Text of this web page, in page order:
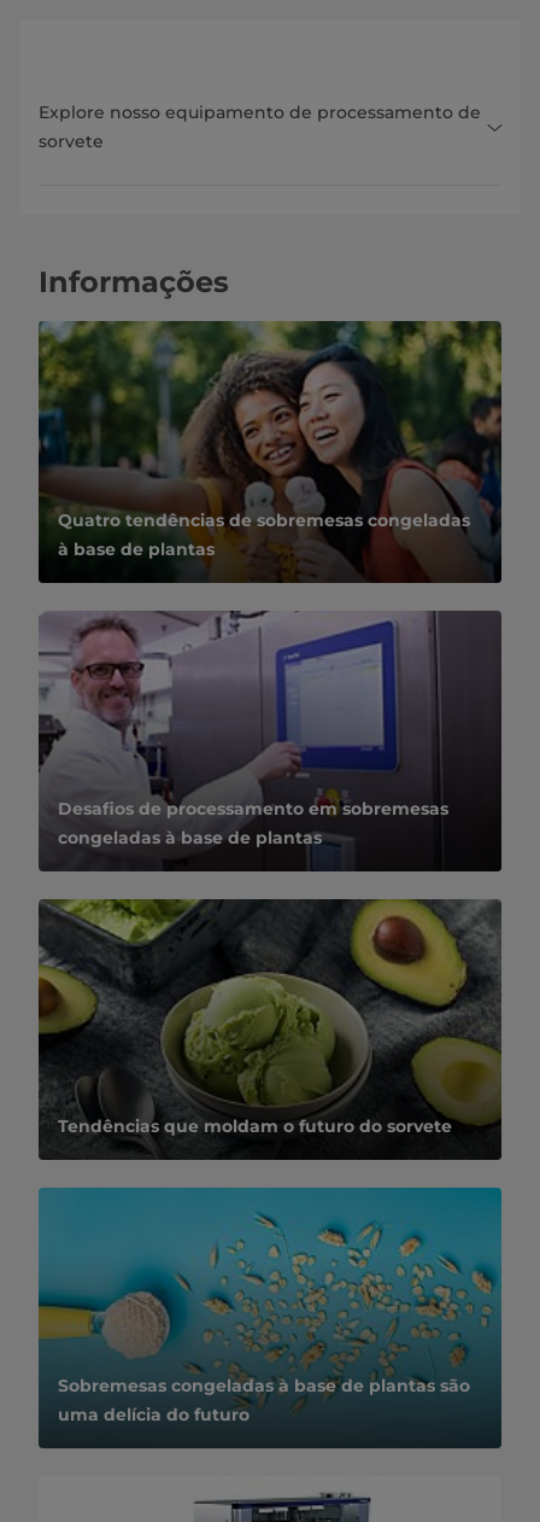
Explore nosso equipamento de processamento de
sorvete
Informações
Quatro tendências de sobremesas congeladas
à base de plantas
Desafios de processamento em sobremesas
congeladas à base de plantas
Tendências que moldam o futuro do sorvete
Sobremesas congeladas à base de plantas são
uma delícia do futuro